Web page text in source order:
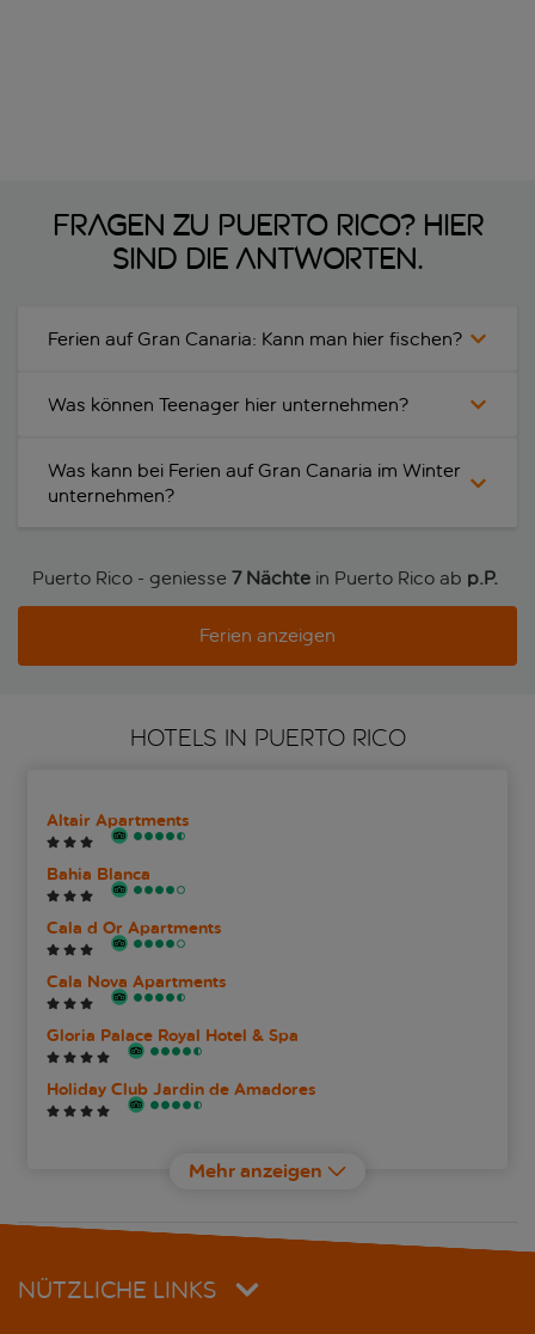
Fragen zu Puerto Rico? Hier
sind die Antworten.
Ferien auf Gran Canaria: Kann man hier fischen?
Was können Teenager hier unternehmen?
Was kann bei Ferien auf Gran Canaria im Winter
unternehmen?
Puerto Rico - geniesse 7 Nächte in Puerto Rico ab p.P.
Ferien anzeigen
HOTELS IN PUERTO RICO
Altair Apartments
Bahia Blanca
Cala d Or Apartments
Cala Nova Apartments
Gloria Palace Royal Hotel & Spa
Holiday Club Jardin de Amadores
Lara
Mehr anzeigen
NÜTZLICHE LINKS